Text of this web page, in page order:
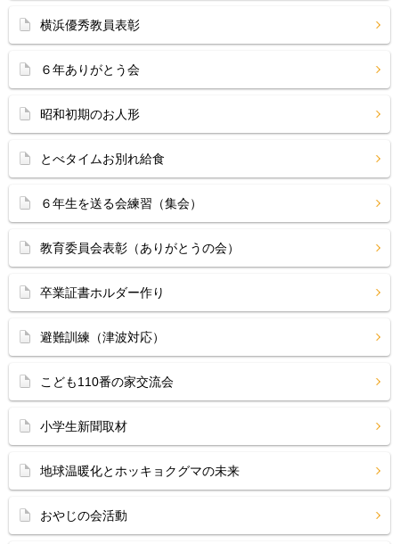
横浜優秀教員表彰
６年ありがとう会
昭和初期のお人形
とべタイムお別れ給食
６年生を送る会練習（集会）
教育委員会表彰（ありがとうの会）
卒業証書ホルダー作り
避難訓練（津波対応）
こども110番の家交流会
小学生新聞取材
地球温暖化とホッキョクグマの未来
おやじの会活動